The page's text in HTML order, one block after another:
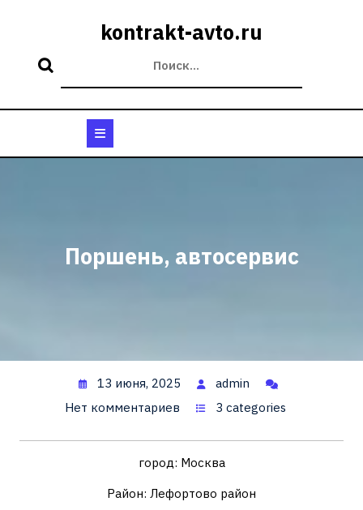
kontrakt-avto.ru
Поршень, автосервис
13 июня, 2025
admin
Нет комментариев
3 categories
город: Москва
Район: Лефортово район